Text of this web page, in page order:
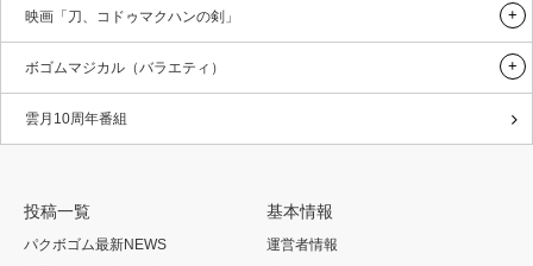
映画「刀、コドゥマクハンの剣」
ボゴムマジカル（バラエティ）
雲月10周年番組
投稿一覧
パクボゴム最新NEWS
基本情報
運営者情報